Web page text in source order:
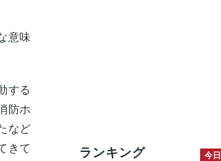
意味
する
防ホ
など
きて
ランキング 今日